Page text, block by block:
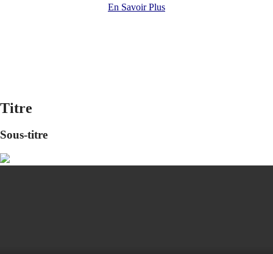
En Savoir Plus
Titre
Sous-titre